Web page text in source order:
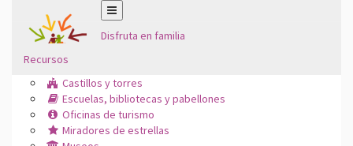
Disfruta en familia
Recursos
Castillos y torres
Escuelas, bibliotecas y pabellones
Oficinas de turismo
Miradores de estrellas